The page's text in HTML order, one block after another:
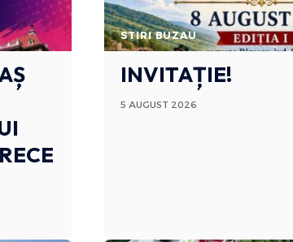
STIRI BUZAU
INVITAȚIE!
5 AUGUST 2026